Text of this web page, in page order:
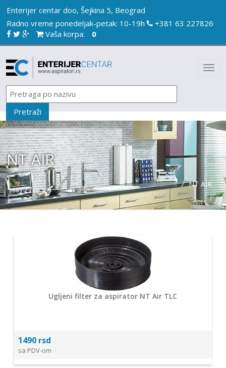
Enterijer centar doo, Šejkina 5, Beograd
Radno vreme ponedeljak-petak: 10-19h
+381 63 227826
Vaša korpa:
0
NT AIR
Početna / NT AIR
Ugljeni filter za aspirator NT Air TLC
1490 rsd
sa PDV-om